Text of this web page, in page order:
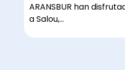
ARANSBUR han
a Salou,…